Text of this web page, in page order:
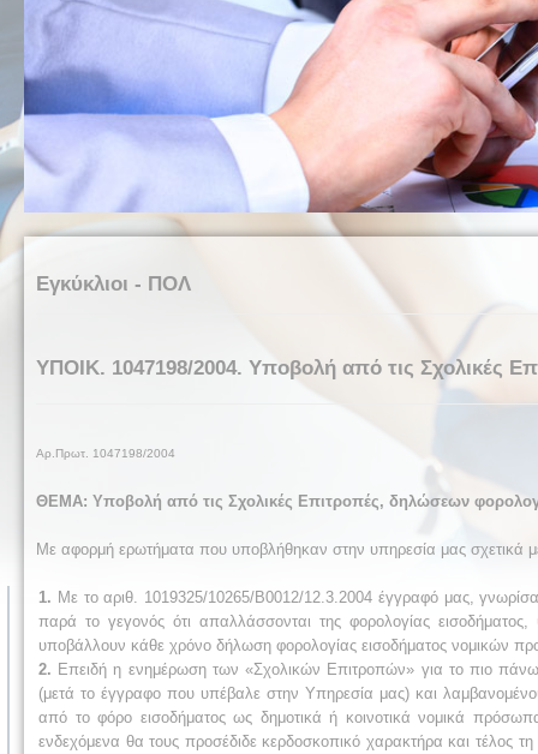
Εγκύκλιοι - ΠΟΛ
ΥΠΟΙΚ. 1047198/2004. Υποβολή από τις Σχολικές
Αρ.Πρωτ. 1047198/2004
ΘΕΜΑ: Υποβολή από τις Σχολικές Επιτροπές, δηλώσεων
Με αφορμή ερωτήματα που υποβλήθηκαν στην υπηρεσία μας σχετικά
1. Με το αριθ. 1019325/10265/Β0012/12.3.2004 έγγραφό μας,
παρά το γεγονός ότι απαλλάσσονται της φορολογίας
υποβάλλουν κάθε χρόνο δήλωση φορολογίας εισοδήματος νομικών
2. Επειδή η ενημέρωση των «Σχολικών Επιτροπών» για το πιο
(μετά το έγγραφο που υπέβαλε στην Υπηρεσία μας) και
από το φόρο εισοδήματος ως δημοτικά ή κοινοτικά νομικά
ενδεχόμενα θα τους προσέδιδε κερδοσκοπικό χαρακτήρα και τέλος